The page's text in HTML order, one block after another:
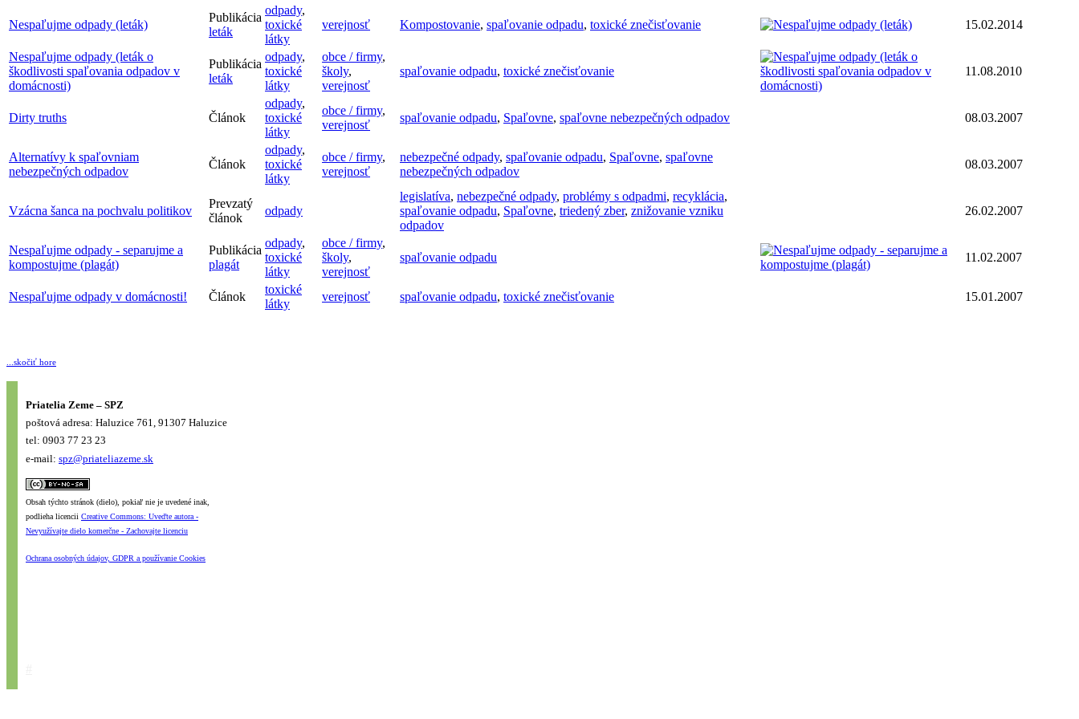
Nespaľujme odpady (leták)
Publikácia
leták
odpady,
toxické
látky
verejnosť Kompostovanie, spaľovanie odpadu, toxické znečisťovanie 15.02.2014
Nespaľujme odpady (leták o
škodlivosti spaľovania odpadov v
domácnosti)
Publikácia
leták
odpady,
toxické
látky
obce / firmy,
školy,
verejnosť
spaľovanie odpadu, toxické znečisťovanie 11.08.2010
Dirty truths Článok
odpady,
toxické
látky
obce / firmy,
verejnosť
spaľovanie odpadu, Spaľovne, spaľovne nebezpečných odpadov 08.03.2007
Alternatívy k spaľovniam
nebezpečných odpadov
Článok
odpady,
toxické
látky
obce / firmy,
verejnosť
nebezpečné odpady, spaľovanie odpadu, Spaľovne, spaľovne
nebezpečných odpadov
08.03.2007
Vzácna šanca na pochvalu politikov
Prevzatý
článok
odpady
legislatíva, nebezpečné odpady, problémy s odpadmi, recyklácia,
spaľovanie odpadu, Spaľovne, triedený zber, znižovanie vzniku
odpadov
26.02.2007
Nespaľujme odpady - separujme a
kompostujme (plagát)
Publikácia
plagát
odpady,
toxické
látky
obce / firmy,
školy,
verejnosť
spaľovanie odpadu 11.02.2007
Nespaľujme odpady v domácnosti! Článok
toxické
látky
verejnosť spaľovanie odpadu, toxické znečisťovanie 15.01.2007
...skočiť hore
Priatelia Zeme – SPZ
poštová adresa: Haluzice 761, 91307 Haluzice
tel: 0903 77 23 23
e-mail: spz@priateliazeme.sk
Obsah týchto stránok (dielo), pokiaľ nie je uvedené inak,
podlieha licencii Creative Commons: Uveďte autora -
Nevyužívajte dielo komerčne - Zachovajte licenciu
Ochrana osobných údajov, GDPR a používanie Cookies